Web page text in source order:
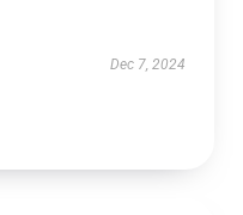
Dec 7, 2024